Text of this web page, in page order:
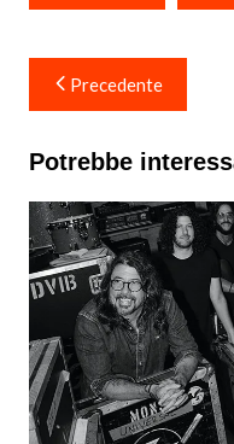
Navigazione
articoli
Precedente
Potrebbe